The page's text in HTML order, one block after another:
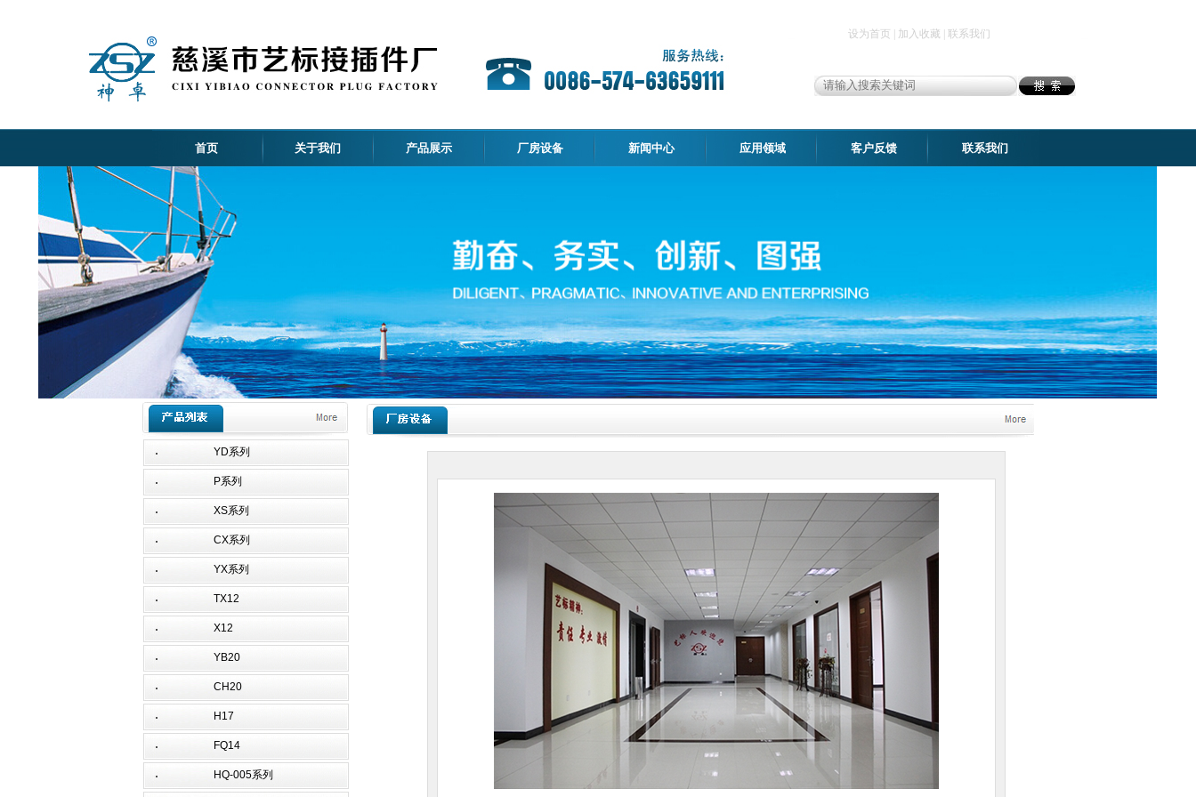
首页 关于我们 产品展示 厂房设备 新闻中心 应用领域 客户反馈 联系我们
设为首页 加入收藏 联系我们
YD系列
P系列
XS系列
CX系列
YX系列
TX12
X12
YB20
CH20
H17
FQ14
HQ-005系列